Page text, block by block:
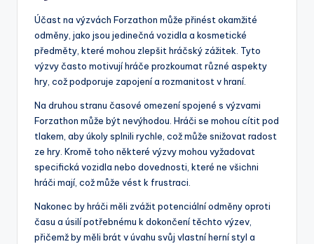
Účast na výzvách Forzathon může přinést okamžité
odměny, jako jsou jedinečná vozidla a kosmetické
předměty, které mohou zlepšit hráčský zážitek. Tyto
výzvy často motivují hráče prozkoumat různé aspekty
hry, což podporuje zapojení a rozmanitost v hraní.
Na druhou stranu časové omezení spojené s výzvami
Forzathon může být nevýhodou. Hráči se mohou cítit pod
tlakem, aby úkoly splnili rychle, což může snižovat radost
ze hry. Kromě toho některé výzvy mohou vyžadovat
specifická vozidla nebo dovednosti, které ne všichni
hráči mají, což může vést k frustraci.
Nakonec by hráči měli zvážit potenciální odměny oproti
času a úsilí potřebnému k dokončení těchto výzev,
přičemž by měli brát v úvahu svůj vlastní herní styl a